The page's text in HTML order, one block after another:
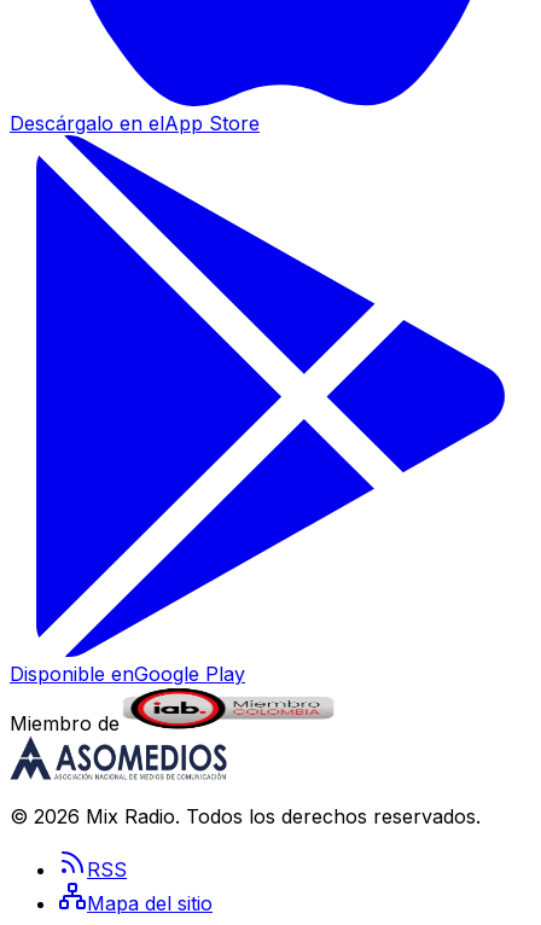
Descárgalo en elApp Store
Disponible enGoogle Play
Miembro de
© 2026 Mix Radio. Todos los derechos reservados.
RSS
Mapa del sitio